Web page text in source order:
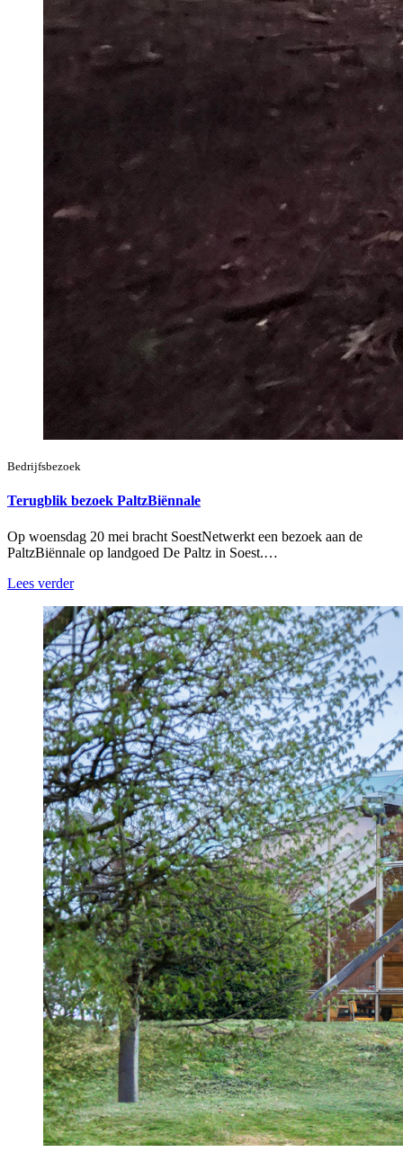
Bedrijfsbezoek
Terugblik bezoek PaltzBiënnale
Op woensdag 20 mei bracht SoestNetwerkt een bezoek aan de
PaltzBiënnale op landgoed De Paltz in Soest.…
Lees verder